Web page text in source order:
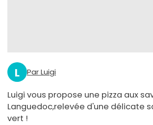
L Par Luigi
Luigi vous propose une pizza aux
Languedoc,relevée d'une délicate
vert !